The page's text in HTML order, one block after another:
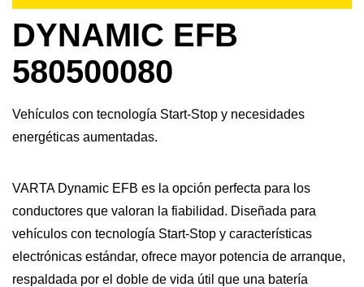
DYNAMIC EFB
580500080
Vehículos con tecnología Start-Stop y necesidades
energéticas aumentadas.
VARTA Dynamic EFB es la opción perfecta para los
conductores que valoran la fiabilidad. Diseñada para
vehículos con tecnología Start-Stop y características
electrónicas estándar, ofrece mayor potencia de arranque,
respaldada por el doble de vida útil que una batería